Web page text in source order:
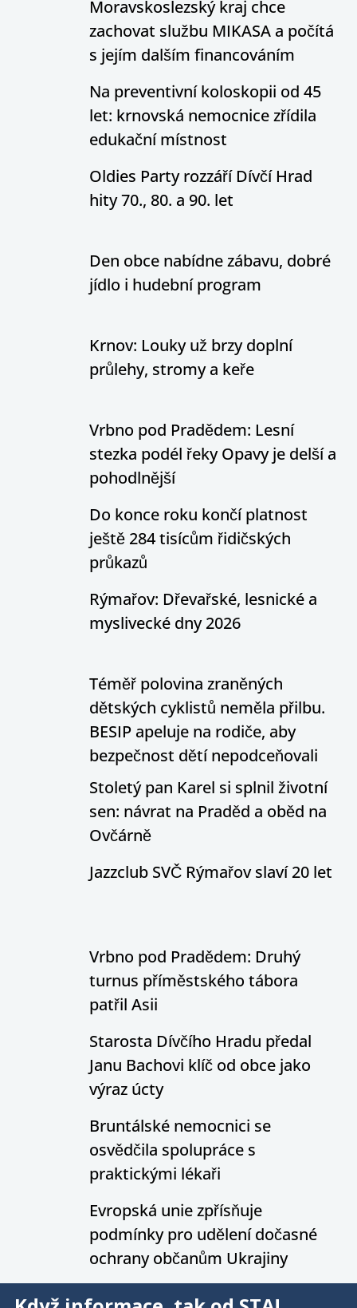
Moravskoslezský kraj chce
zachovat službu MIKASA a počítá
s jejím dalším financováním
Na preventivní koloskopii od 45
let: krnovská nemocnice zřídila
edukační místnost
Oldies Party rozzáří Dívčí Hrad
hity 70., 80. a 90. let
Den obce nabídne zábavu, dobré
jídlo i hudební program
Krnov: Louky už brzy doplní
průlehy, stromy a keře
Vrbno pod Pradědem: Lesní
stezka podél řeky Opavy je delší a
pohodlnější
Do konce roku končí platnost
ještě 284 tisícům řidičských
průkazů
Rýmařov: Dřevařské, lesnické a
myslivecké dny 2026
Téměř polovina zraněných
dětských cyklistů neměla přilbu.
BESIP apeluje na rodiče, aby
bezpečnost dětí nepodceňovali
Stoletý pan Karel si splnil životní
sen: návrat na Praděd a oběd na
Ovčárně
Jazzclub SVČ Rýmařov slaví 20 let
Vrbno pod Pradědem: Druhý
turnus příměstského tábora
patřil Asii
Starosta Dívčího Hradu předal
Janu Bachovi klíč od obce jako
výraz úcty
Bruntálské nemocnici se
osvědčila spolupráce s
praktickými lékaři
Evropská unie zpřísňuje
podmínky pro udělení dočasné
ochrany občanům Ukrajiny